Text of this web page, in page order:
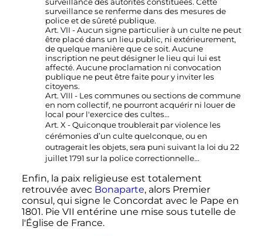
surveillance se renferme dans des mesures de
police et de sûreté publique.
Art. VII - Aucun signe particulier à un culte ne peut
être placé dans un lieu public, ni extérieurement,
de quelque manière que ce soit. Aucune
inscription ne peut désigner le lieu qui lui est
affecté. Aucune proclamation ni convocation
publique ne peut être faite pour y inviter les
citoyens.
Art. VIII - Les communes ou sections de commune
en nom collectif, ne pourront acquérir ni louer de
local pour l'exercice des cultes…
Art. X - Quiconque troublerait par violence les
cérémonies d’un culte quelconque, ou en
outragerait les objets, sera puni suivant la loi du 22
juillet 1791 sur la police correctionnelle…
Enfin, la paix religieuse est totalement
retrouvée avec Bonaparte, alors Premier
consul, qui signe le Concordat avec le Pape en
1801. Pie VII entérine une mise sous tutelle de
l'Église de France.